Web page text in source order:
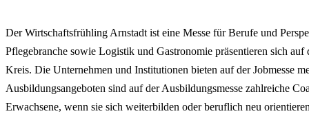
Der Wirtschaftsfrühling Arnstadt ist eine Messe für Berufe und
Pflegebranche sowie Logistik und Gastronomie präsentieren sich
Kreis. Die Unternehmen und Institutionen bieten auf der Jobmesse
Ausbildungsangeboten sind auf der Ausbildungsmesse zahlreiche
Erwachsene, wenn sie sich weiterbilden oder beruflich neu